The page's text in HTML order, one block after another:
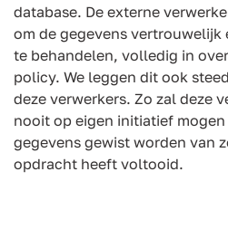
database. De externe
om de gegevens vertrouwelijk
te behandelen, volledig in
policy. We leggen dit ook
deze verwerkers. Zo zal deze
nooit op eigen initiatief
gegevens gewist worden van
opdracht heeft voltooid.